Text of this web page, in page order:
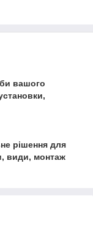
вашого
рішення для
види, монтаж